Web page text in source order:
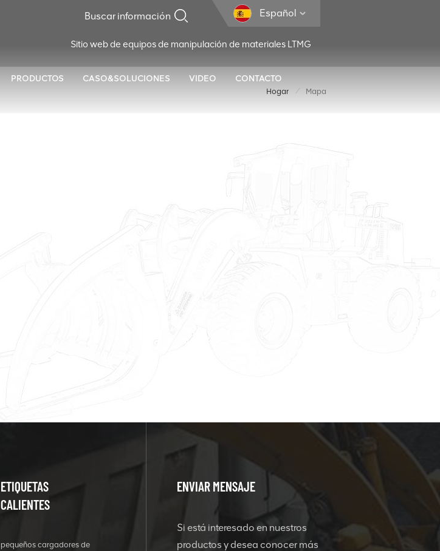
Español
Sitio web de equipos de manipulación de materiales LTMG
PRODUCTOS CASO&SOLUCIONES VIDEO CONTACTO
Hogar / Mapa
ETIQUETAS
CALIENTES
pequeños cargadores de
ENVIAR MENSAJE
Si está interesado en nuestros
productos y desea conocer más